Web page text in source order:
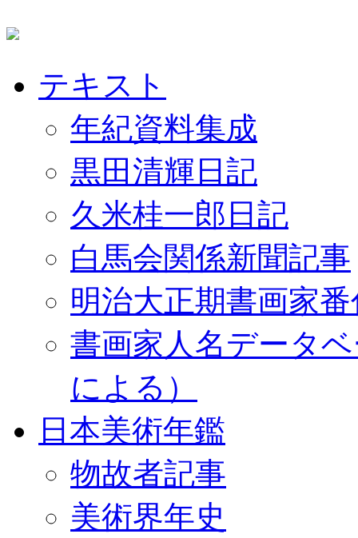
テキスト
年紀資料集成
黒田清輝日記
久米桂一郎日記
白馬会関係新聞記事
明治大正期書画家
書画家人名データ
による）
日本美術年鑑
物故者記事
美術界年史